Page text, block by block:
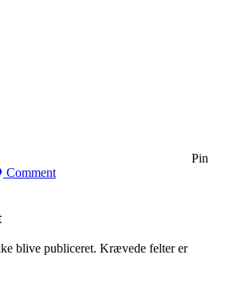
Pin
Comment
blive publiceret. Krævede felter er